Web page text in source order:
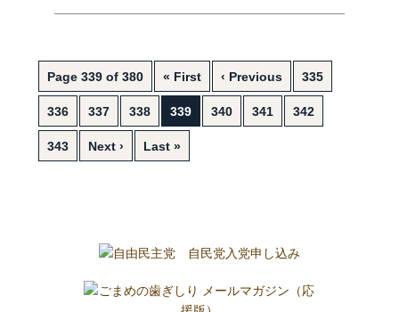
Page 339 of 380 « First ‹ Previous 335
336 337 338 339 340 341 342
343 Next › Last »